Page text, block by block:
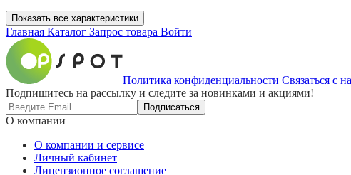
Показать все характеристики
Главная Каталог Запрос товара Войти
Политика конфиденциальности Связаться с
Подпишитесь на рассылку и следите за новинками и акциями!
Подписаться
О компании
О компании и сервисе
Личный кабинет
Лицензионное соглашение